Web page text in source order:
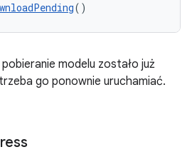
()
modelu zostało już
go ponownie uruchamiać.